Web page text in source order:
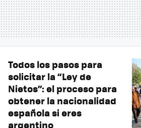
Todos los pasos para
solicitar la “Ley de
Nietos”: el proceso para
obtener la nacionalidad
española si eres
argentino